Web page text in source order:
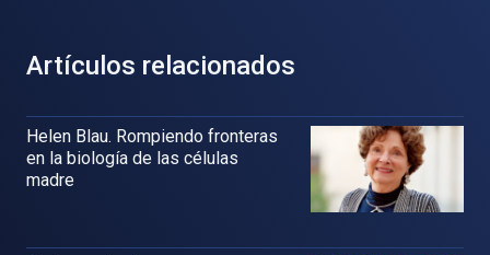
Artículos relacionados
Helen Blau. Rompiendo fronteras
en la biología de las células
madre